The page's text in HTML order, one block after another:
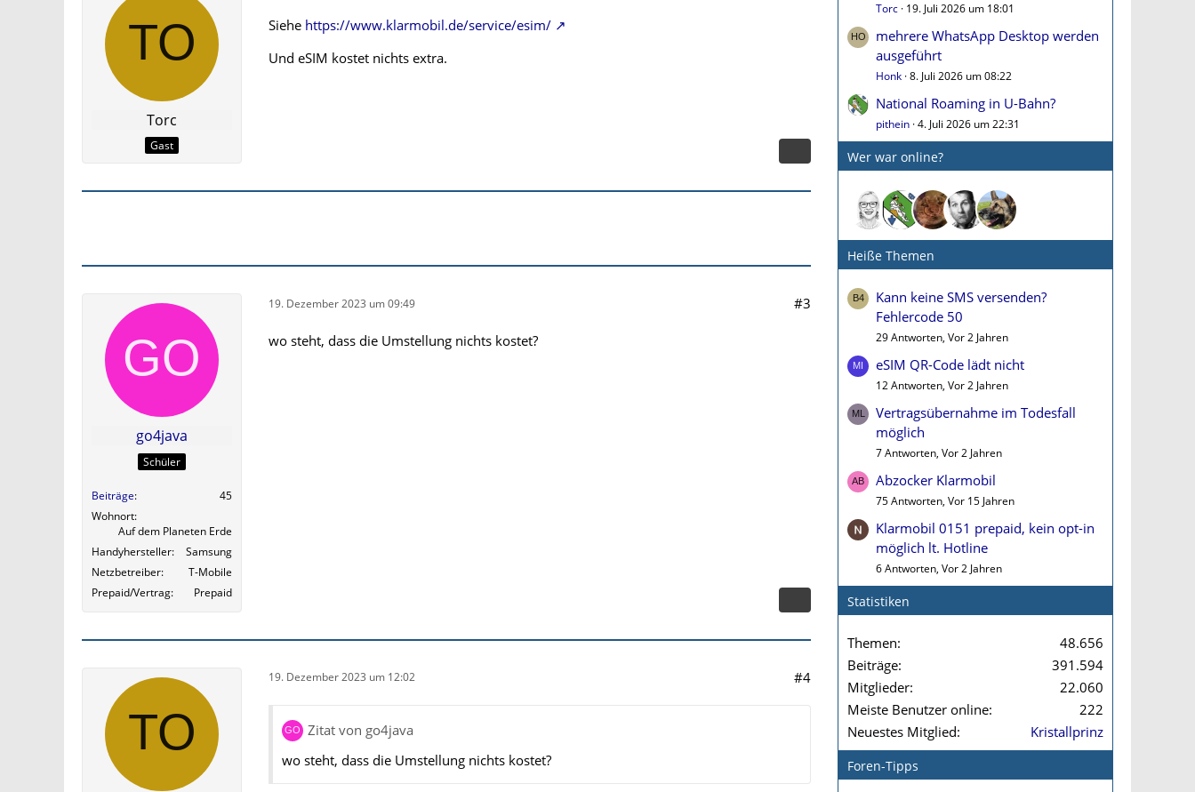
Torc
Gast
Siehe https://www.klarmobil.de/service/esim/
Und eSIM kostet nichts extra.
go4java
Schüler
Beiträge
45
Wohnort
Auf dem Planeten Erde
Handyhersteller
Samsung
Netzbetreiber
T-Mobile
Prepaid/Vertrag
Prepaid
19. Dezember 2023 um 09:49 #3
wo steht, dass die Umstellung nichts kostet?
19. Dezember 2023 um 12:02 #4
Zitat von go4java
wo steht, dass die Umstellung nichts kostet?
Torc 19. Juli 2026 um 18:01
mehrere WhatsApp Desktop werden
ausgeführt
Honk 8. Juli 2026 um 08:22
National Roaming in U-Bahn?
pithein 4. Juli 2026 um 22:31
Wer war online?
Heiße Themen
Kann keine SMS versenden?
Fehlercode 50
29 Antworten, Vor 2 Jahren
eSIM QR-Code lädt nicht
12 Antworten, Vor 2 Jahren
Vertragsübernahme im Todesfall
möglich
7 Antworten, Vor 2 Jahren
Abzocker Klarmobil
75 Antworten, Vor 15 Jahren
Klarmobil 0151 prepaid, kein opt-in
möglich lt. Hotline
6 Antworten, Vor 2 Jahren
Statistiken
Themen
48.656
Beiträge
391.594
Mitglieder
22.060
Meiste Benutzer online
222
Neuestes Mitglied
Kristallprinz
Foren-Tipps